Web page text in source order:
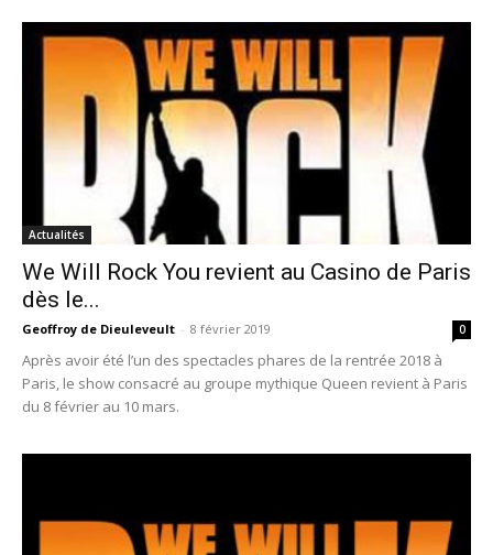
Actualités
We Will Rock You revient au Casino de Paris
dès le...
Geoffroy de Dieuleveult - 8 février 2019 0
Après avoir été l’un des spectacles phares de la rentrée 2018 à
Paris, le show consacré au groupe mythique Queen revient à Paris
du 8 février au 10 mars.